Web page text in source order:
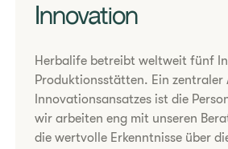
Innovation
Herbalife betreibt weltweit fünf
Produktionsstätten. Ein zentraler
Innovationsansatzes ist die
wir arbeiten eng mit unseren
die wertvolle Erkenntnisse über